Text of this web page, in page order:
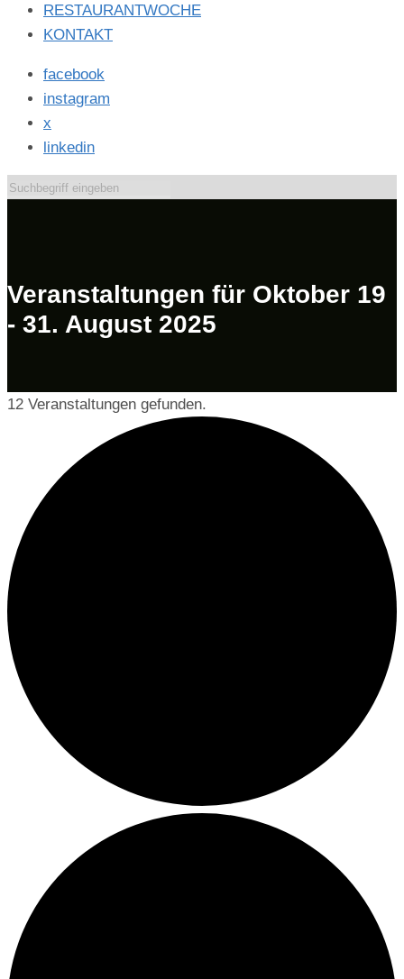
RESTAURANTWOCHE
KONTAKT
facebook
instagram
x
linkedin
Veranstaltungen für Oktober 19
- 31. August 2025
12 Veranstaltungen gefunden.